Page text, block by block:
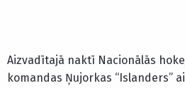
Aizvadītajā naktī Nacionālās
komandas Ņujorkas “Islanders”